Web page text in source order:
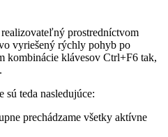
prostredníctvom
vyriešený rýchly pohyb po
kombinácie klávesov Ctrl+F6 tak,
sú teda nasledujúce:
prechádzame všetky aktívne